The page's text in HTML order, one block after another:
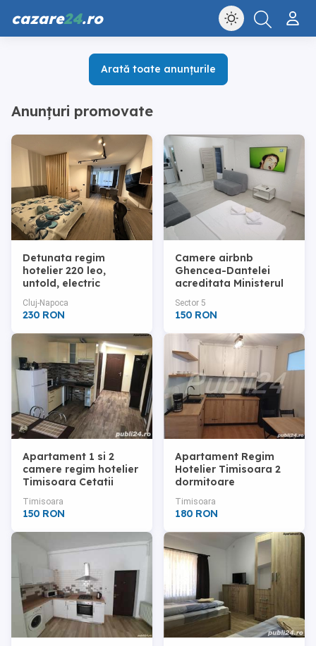
cazare24.ro
Arată toate anunțurile
Anunțuri promovate
Detunata regim
hotelier 220 leo,
untold, electric
Cluj-Napoca
230 RON
Camere airbnb
Ghencea-Dantelei
acreditata Ministerul
Digitalizarii
siTurismului
Sector 5
150 RON
Apartament 1 si 2
camere regim hotelier
Timisoara Cetatii
Timisoara
150 RON
Apartament Regim
Hotelier Timisoara 2
dormitoare
Torontalului NOU
Timisoara
180 RON